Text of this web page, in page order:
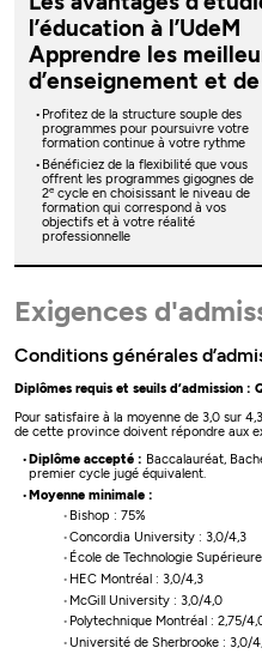
l’éducation à l’UdeM
Apprendre les
d’enseignement et
Profitez de la structure souple des
programmes pour poursuivre votre
formation continue à votre rythme
Bénéficiez de la flexibilité que vous
offrent les programmes gigognes de
2ecycle en choisissant le niveau de
formation qui correspond à vos
objectifs et à votre réalité
professionnelle
Exigences
Conditions générales
Diplômes requis et seuils d’admission :
Pour satisfaire à la moyenne de 3,0 sur
de cette province doivent répondre aux
Diplôme accepté : Baccalauréat,
premier cycle jugé équivalent.
Moyenne minimale :
Bishop : 75%
Concordia University : 3,0/4,3
École de Technologie
HEC Montréal : 3,0/4,3
McGill University : 3,0/4,0
Polytechnique Montréal : 2,75/
Université de Sherbrooke : 3,0/